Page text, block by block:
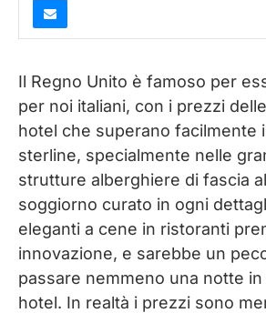
Il Regno Unito è famoso per
per noi italiani, con i prezzi
hotel che superano facilmente
sterline, specialmente nelle
strutture alberghiere di fascia
soggiorno curato in ogni
eleganti a cene in ristoranti
innovazione, e sarebbe un
passare nemmeno una notte
hotel. In realtà i prezzi sono